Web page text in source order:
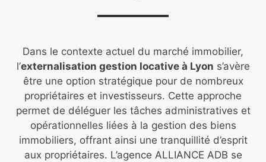
Dans le contexte actuel du marché immobilier,
l’externalisation gestion locative à Lyon s’avère
être une option stratégique pour de nombreux
propriétaires et investisseurs. Cette approche
permet de déléguer les tâches administratives et
opérationnelles liées à la gestion des biens
immobiliers, offrant ainsi une tranquillité d’esprit
aux propriétaires. L’agence ALLIANCE ADB se